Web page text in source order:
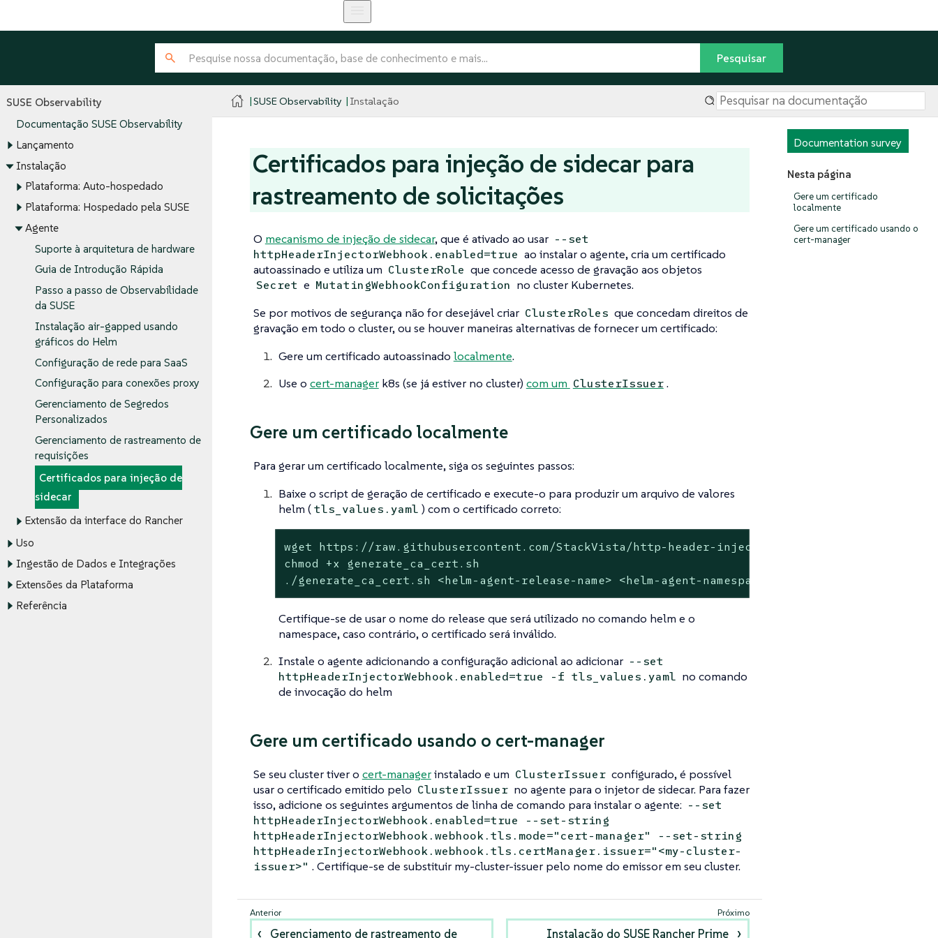
SUSE Observability
Documentação SUSE Observability
Lançamento
Instalação
Plataforma: Auto-hospedado
Plataforma: Hospedado pela SUSE
Agente
Suporte à arquitetura de hardware
Guia de Introdução Rápida
Passo a passo de Observabilidade
da SUSE
Instalação air-gapped usando
gráficos do Helm
Configuração de rede para SaaS
Configuração para conexões proxy
Gerenciamento de Segredos
Personalizados
Gerenciamento de rastreamento de
requisições
Certificados para injeção de
sidecar
Extensão da interface do Rancher
Uso
Ingestão de Dados e Integrações
Extensões da Plataforma
Referência
SUSE Observability Instalação
Documentation survey
Nesta página
Gere um certificado
localmente
Gere um certificado usando o
cert-manager
Certificados para injeção de sidecar para
rastreamento de solicitações
O mecanismo de injeção de sidecar, que é ativado ao usar --set
httpHeaderInjectorWebhook.enabled=true ao instalar o agente, cria um certificado
autoassinado e utiliza um ClusterRole que concede acesso de gravação aos objetos
Secret e MutatingWebhookConfiguration no cluster Kubernetes.
Se por motivos de segurança não for desejável criar ClusterRoles que concedam direitos de
gravação em todo o cluster, ou se houver maneiras alternativas de fornecer um certificado:
Gere um certificado autoassinado localmente.
Use o cert-managerk8s (se já estiver no cluster) com um ClusterIssuer .
Gere um certificado localmente
Para gerar um certificado localmente, siga os seguintes passos:
Baixe o script de geração de certificado e execute-o para produzir um arquivo de valores
helm ( tls_values.yaml ) com o certificado correto:
wget https://raw.githubusercontent.com/StackVista/http-header-injector/main/scripts/
chmod +x generate_ca_cert.sh
./generate_ca_cert.sh <helm-agent-release-name> <helm-agent-namespace>
Certifique-se de usar o nome do release que será utilizado no comando helm e o
namespace, caso contrário, o certificado será inválido.
Instale o agente adicionando a configuração adicional ao adicionar --set
httpHeaderInjectorWebhook.enabled=true -f tls_values.yaml no comando
de invocação do helm
Gere um certificado usando o cert-manager
Se seu cluster tiver o cert-managerinstalado e um ClusterIssuer configurado, é possível
usar o certificado emitido pelo ClusterIssuer no agente para o injetor de sidecar. Para fazer
isso, adicione os seguintes argumentos de linha de comando para instalar o agente: --set
httpHeaderInjectorWebhook.enabled=true --set-string
httpHeaderInjectorWebhook.webhook.tls.mode="cert-manager" --set-string
httpHeaderInjectorWebhook.webhook.tls.certManager.issuer="<my-cluster-
issuer>" . Certifique-se de substituir my-cluster-issuer pelo nome do emissor em seu cluster.
Gerenciamento de rastreamento de Instalação do SUSE Rancher Prime